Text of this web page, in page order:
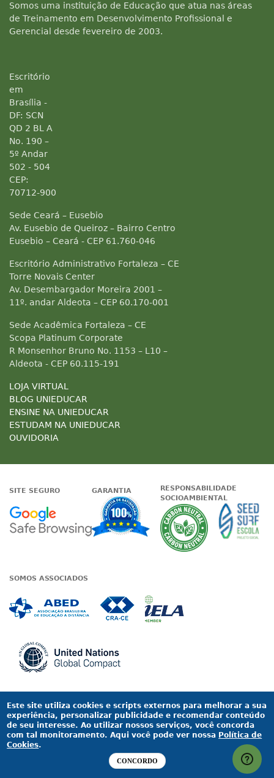
Somos uma instituição de Educação que atua nas áreas
de Treinamento em Desenvolvimento Profissional e
Gerencial desde fevereiro de 2003.
Escritório
em
Brasília -
DF: SCN
QD 2 BL A
No. 190 –
5º Andar
502 - 504
CEP:
70712-900
Sede Ceará – Eusebio
Av. Eusebio de Queiroz – Bairro Centro
Eusebio – Ceará - CEP 61.760-046
Escritório Administrativo Fortaleza – CE
Torre Novais Center
Av. Desembargador Moreira 2001 –
11º. andar Aldeota – CEP 60.170-001
Sede Acadêmica Fortaleza – CE
Scopa Platinum Corporate
R Monsenhor Bruno No. 1153 – L10 –
Aldeota - CEP 60.115-191
LOJA VIRTUAL
BLOG UNIEDUCAR
ENSINE NA UNIEDUCAR
ESTUDAM NA UNIEDUCAR
OUVIDORIA
SITE SEGURO
Google - Status do site no
GARANTIA
Garantia de
RESPONSABILIDADE
SOCIOAMBIENTAL
A
SOMOS ASSOCIADOS
Termos de uso|Política de privacidade
© 2013 - 2026 Unieducar - Todos os direitos reservados
Este site utiliza cookies e scripts externos para melhorar a sua
experiência, personalizar publicidade e recomendar conteúdo
de seu interesse. Ao utilizar nossos serviços, você concorda
com tal monitoramento. Aqui você pode ver nossa Política de
Cookies.
CONCORDO